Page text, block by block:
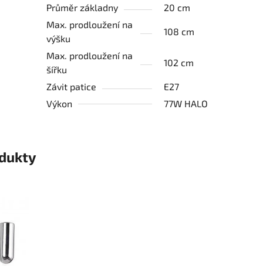
Průměr základny
20 cm
Max. prodloužení na
výšku
108 cm
Max. prodloužení na
šířku
102 cm
Závit patice
E27
Výkon
77W HALO